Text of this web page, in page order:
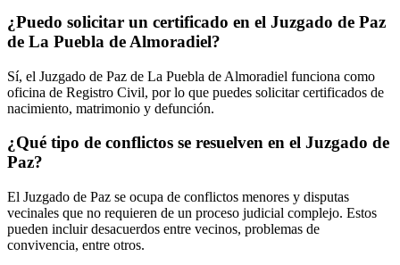
¿Puedo solicitar un certificado en el Juzgado de Paz
de La Puebla de Almoradiel?
Sí, el Juzgado de Paz de La Puebla de Almoradiel funciona como
oficina de Registro Civil, por lo que puedes solicitar certificados de
nacimiento, matrimonio y defunción.
¿Qué tipo de conflictos se resuelven en el Juzgado de
Paz?
El Juzgado de Paz se ocupa de conflictos menores y disputas
vecinales que no requieren de un proceso judicial complejo. Estos
pueden incluir desacuerdos entre vecinos, problemas de
convivencia, entre otros.